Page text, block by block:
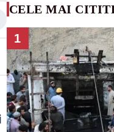
CELE MAI
1